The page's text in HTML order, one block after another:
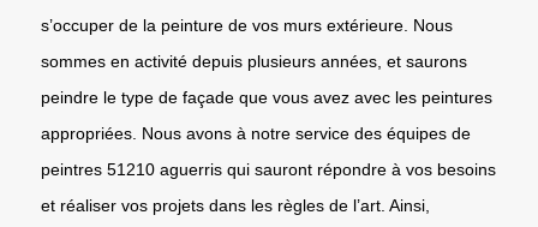
s’occuper de la peinture de vos murs extérieure. Nous
sommes en activité depuis plusieurs années, et saurons
peindre le type de façade que vous avez avec les peintures
appropriées. Nous avons à notre service des équipes de
peintres 51210 aguerris qui sauront répondre à vos besoins
et réaliser vos projets dans les règles de l’art. Ainsi,